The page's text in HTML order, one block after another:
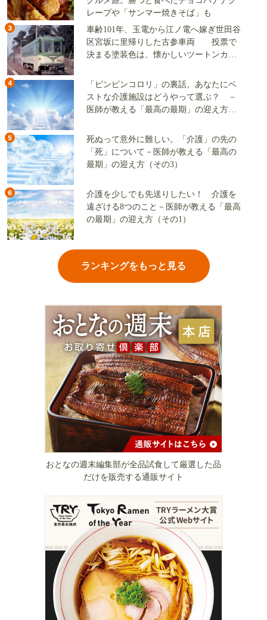
レープや「サンマー焼きそば」も
3
車齢101年、玉電から江ノ電へ嫁ぎ世田谷
区宮坂に里帰りした古参車両 投票で
決まる塗装色は、懐かしいツートンカラ
4
「ピンピンコロリ」の裏話。あなたにベ
ストな介護施設はどうやって選ぶ？ －
医師が教える「最高の最期」の迎え方
5
死ぬって意外に難しい。「介護」の先の
「死」について－医師が教える「最高の
最期」の迎え方（その3）
6
介護を少しでも先送りしたい！ 介護を
遠ざける8つのこと－医師が教える「最高
の最期」の迎え方（その1）
ランキングをもっと見る
おとなの週末編集部が全品試食して厳選した品
だけを販売する通販サイト